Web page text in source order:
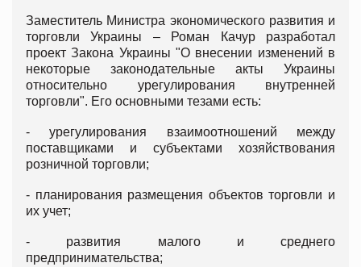
Заместитель Министра экономического развития и
торговли Украины – Роман Качур разработал
проект Закона Украины "О внесении изменений в
некоторые законодательные акты Украины
относительно урегулирования внутренней
торговли". Его основными тезами есть:
- урегулирования взаимоотношений между
поставщиками и субъектами хозяйствования
розничной торговли;
- планирования размещения объектов торговли и
их учет;
- развития малого и среднего
предпринимательства;